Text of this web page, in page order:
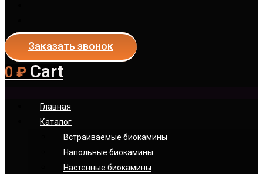
Заказать звонок
0 ₽ Cart
Главная
Каталог
Встраиваемые биокамины
Напольные биокамины
Настенные биокамины